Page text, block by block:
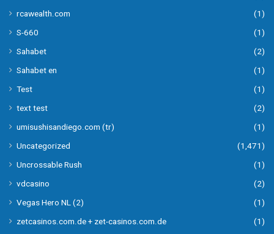
rcawealth.com
(1)
S-660
(1)
Sahabet
(2)
Sahabet en
(1)
Test
(1)
text test
(2)
umisushisandiego.com (tr)
(1)
Uncategorized
(1,471)
Uncrossable Rush
(1)
vdcasino
(2)
Vegas Hero NL (2)
(1)
zetcasinos.com.de + zet-casinos.com.de
(1)